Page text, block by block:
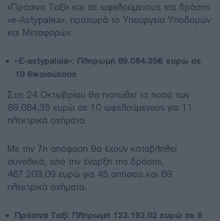
«Πράσινα Ταξί» και σε ωφελούμενους της δράσης
«e-Astypalea», προχωρά το Υπουργείο Υποδομών
και Μεταφορών.
«E-astypalaia»: Πληρωμή 89.084,35€ ευρώ σε
10 δικαιούχους
Στις 24 Οκτωβρίου θα πιστωθεί το ποσό των
89.084,35 ευρώ σε 10 ωφελούμενους για 11
ηλεκτρικά οχήματα.
Με την 7η απόφαση θα έχουν καταβληθεί
συνολικά, από την έναρξη της δράσης,
467.203,09 ευρώ για 45 αιτήσεις και 68
ηλεκτρικά οχήματα.
Πράσινα Ταξί: Πληρωμή 123.193,02 ευρώ σε 6